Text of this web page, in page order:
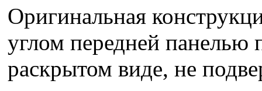
Оригинальная
углом передней панелью
раскрытом виде, не